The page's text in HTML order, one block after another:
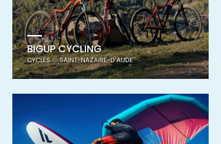
BIGUP CYCLING
CYCLES SAINT-NAZAIRE-D'AUDE